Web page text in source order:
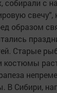
собирали с
свечу",
образом
Старые
костюмы
В Сибири,